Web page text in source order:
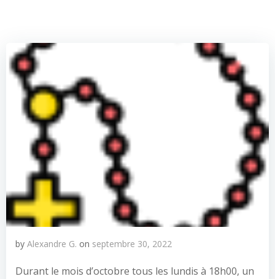
by Alexandre G. on septembre 30, 2022
Durant le mois d’octobre tous les lundis à 18h00, un